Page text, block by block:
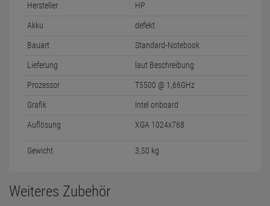
Hersteller HP
Akku defekt
Bauart Standard-Notebook
Lieferung laut Beschreibung
Prozessor T5500 @ 1,66GHz
Grafik Intel onboard
Auflösung XGA 1024x768
Gewicht 3,50 kg
Weiteres Zubehör